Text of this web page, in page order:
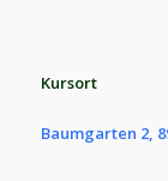
Kursort
Baumgarten 2,